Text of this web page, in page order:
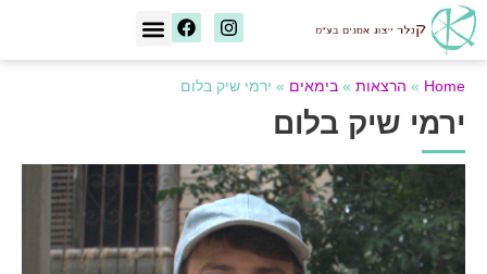
Home
» הרצאות » בימאים » ירמי שיק בלום
ירמי שיק בלום